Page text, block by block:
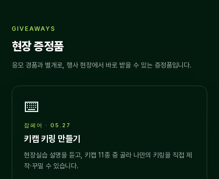
GIVEAWAYS
현장 증정품
응모 경품과 별개로, 행사 현장에서 바로 받을 수 있는 증정품입니다.
⌨️
잡페어 · 05.27
키캡 키링 만들기
현장실습 설명을 듣고, 키캡 11종 중 골라 나만의 키링을 직접 제
작·꾸밀 수 있습니다.